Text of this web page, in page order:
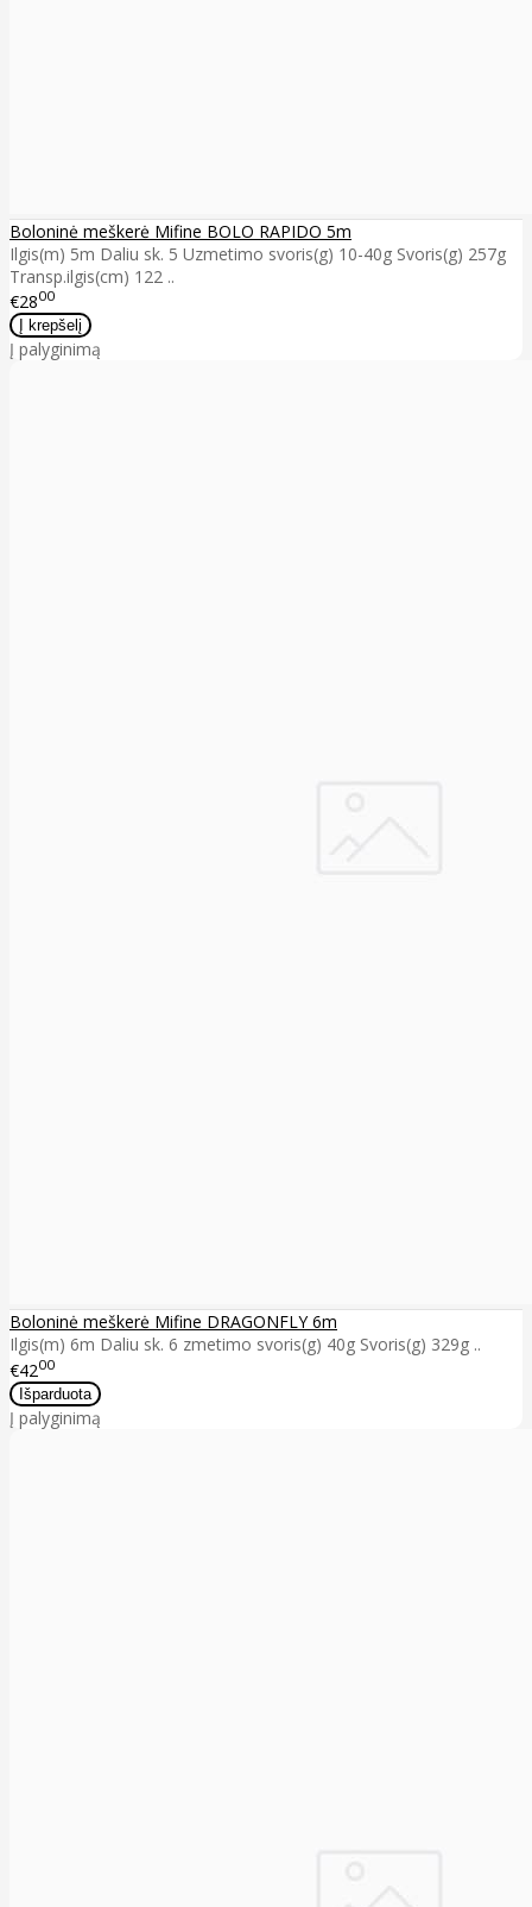
Boloninė meškerė Mifine BOLO RAPIDO 5m
Ilgis(m) 5m Daliu sk. 5 Uzmetimo svoris(g) 10-40g Svoris(g) 257g
Transp.ilgis(cm) 122 ..
€2800
Į palyginimą
Boloninė meškerė Mifine DRAGONFLY 6m
Ilgis(m) 6m Daliu sk. 6 zmetimo svoris(g) 40g Svoris(g) 329g ..
€4200
Į palyginimą